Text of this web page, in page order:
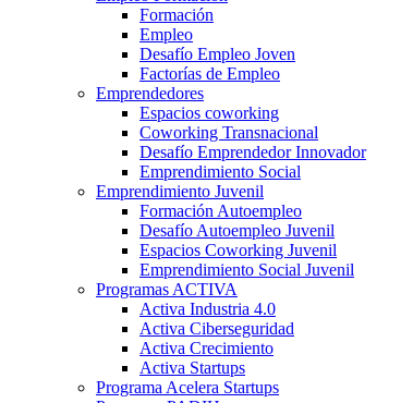
Formación
Empleo
Desafío Empleo Joven
Factorías de Empleo
Emprendedores
Espacios coworking
Coworking Transnacional
Desafío Emprendedor Innovador
Emprendimiento Social
Emprendimiento Juvenil
Formación Autoempleo
Desafío Autoempleo Juvenil
Espacios Coworking Juvenil
Emprendimiento Social Juvenil
Programas ACTIVA
Activa Industria 4.0
Activa Ciberseguridad
Activa Crecimiento
Activa Startups
Programa Acelera Startups